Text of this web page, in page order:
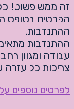
זה ממש פשוט!
הפרטים בטופס
ההתנדבות.
ההתנדבות
עבודה ומגוון
צריכות כל עזרה
לפרטים נוספים